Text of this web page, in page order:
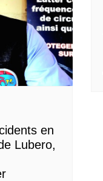
en
Lubero,